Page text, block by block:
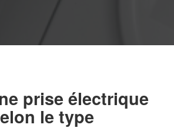
prise électrique
le type